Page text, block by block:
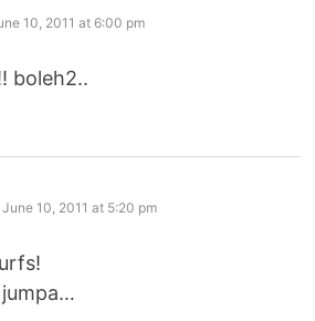
10, 2011 at 6:00 pm
boleh2..
says:
June 10, 2011 at 5:20 pm